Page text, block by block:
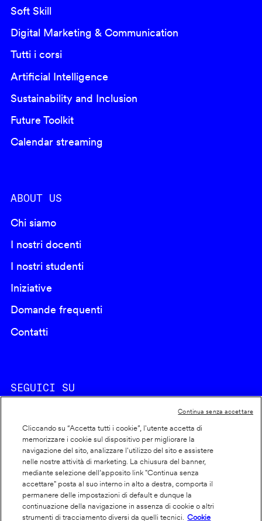
Soft Skill
Digital Marketing & Communication
Tutti i corsi
Artificial Intelligence
Sustainability and Inclusion
Future Toolkit
Calendar streaming
ABOUT US
Chi siamo
I nostri docenti
I nostri studenti
Iniziative
Domande frequenti
Contatti
SEGUICI SU
Footer
info
Cookie policy
Dichiarazione di accessibilità
Privacy
Cliccando su “Accetta tutti i cookie”, l'utente accetta di
memorizzare i cookie sul dispositivo per migliorare la
navigazione del sito, analizzare l'utilizzo del sito e assistere
nelle nostre attività di marketing. La chiusura del banner,
mediante selezione dell’apposito link "Continua senza
accettare" posta al suo interno in alto a destra, comporta il
permanere delle impostazioni di default e dunque la
continuazione della navigazione in assenza di cookie o altri
strumenti di tracciamento diversi da quelli tecnici.
Cookie
Continua senza accettare